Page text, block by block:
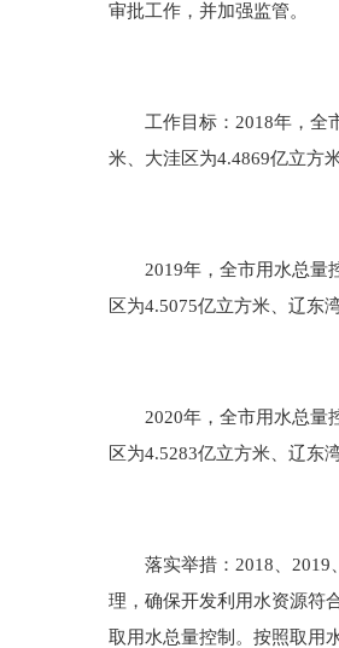
审批工作，并加强监管。
工作目标：2018年，全市
米、大洼区为4.4869亿立方
2019年，全市用水总量控
区为4.5075亿立方米、辽东
2020年，全市用水总量控
区为4.5283亿立方米、辽东
落实举措：2018、2019、
理，确保开发利用水资源符
取用水总量控制。按照取用